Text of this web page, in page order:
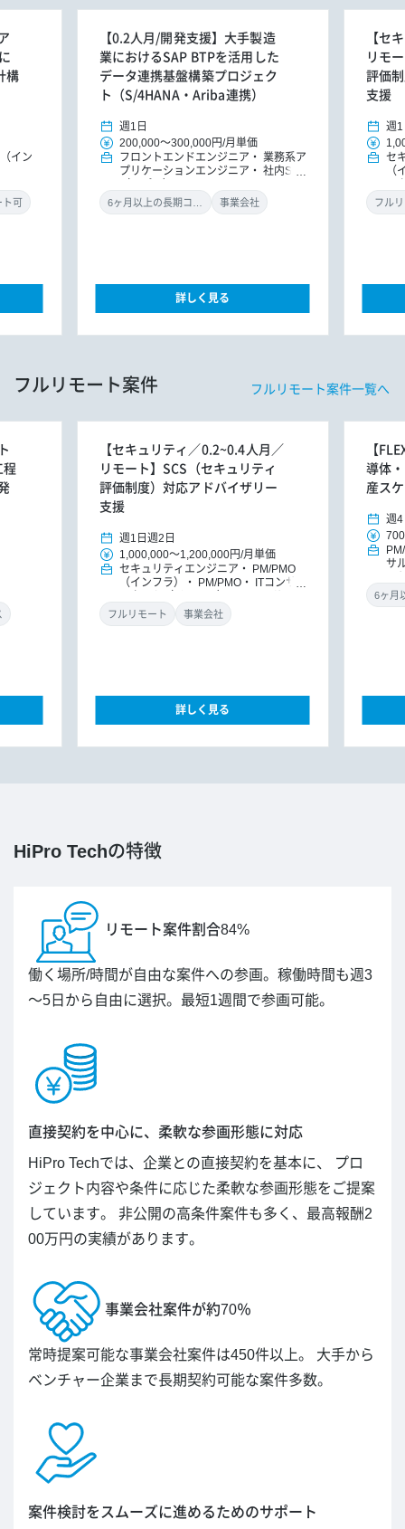
構
イン
ト可
【0.2人月/開発支援】大手製造
業におけるSAP BTPを活用した
データ連携基盤構築プロジェク
ト（S/4HANA・Ariba連携）
週1日
200,000～300,000円/月単価
フロントエンドエンジニア
業務系ア
プリケーションエンジニア
社内SE
事業会社
詳しく見る
【セ
リモ
評価
支援
週1
セ
（
ン
フル
フルリモート案件 フルリモート案件一覧へ
程
【セキュリティ／0.2~0.4人月／
リモート】SCS（セキュリティ
評価制度）対応アドバイザリー
支援
週1日 週2日
1,000,000～1,200,000円/月単価
セキュリティエンジニア
PM/PMO
（インフラ）
PM/PMO
ITコンサ
ント
DXコンサルタント
フルリモート 事業会社
詳しく見る
【
導体
産ス
週4
サ
HiPro Techの特徴
リモート案件割合84%
働く場所/時間が自由な案件への参画。稼働時間も週3
～5日から自由に選択。最短1週間で参画可能。
直接契約を中心に、柔軟な参画形態に対応
HiPro Techでは、企業との直接契約を基本に、 プロ
ジェクト内容や条件に応じた柔軟な参画形態をご提案
しています。 非公開の高条件案件も多く、最高報酬2
00万円の実績があります。
事業会社案件が約70％
常時提案可能な事業会社案件は450件以上。 大手から
ベンチャー企業まで長期契約可能な案件多数。
案件検討をスムーズに進めるためのサポート